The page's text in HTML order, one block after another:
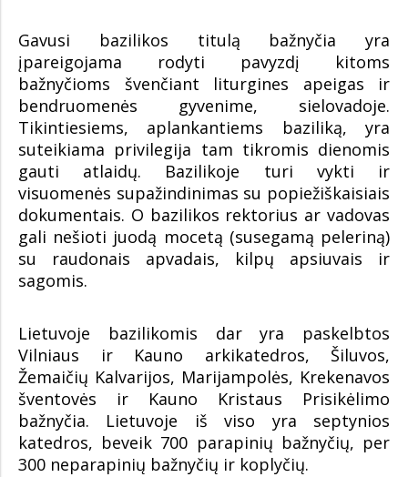
Gavusi bazilikos titulą bažnyčia yra
įpareigojama rodyti pavyzdį kitoms
bažnyčioms švenčiant liturgines apeigas ir
bendruomenės gyvenime, sielovadoje.
Tikintiesiems, aplankantiems baziliką, yra
suteikiama privilegija tam tikromis dienomis
gauti atlaidų. Bazilikoje turi vykti ir
visuomenės supažindinimas su popiežiškaisiais
dokumentais. O bazilikos rektorius ar vadovas
gali nešioti juodą mocetą (susegamą peleriną)
su raudonais apvadais, kilpų apsiuvais ir
sagomis.
Lietuvoje bazilikomis dar yra paskelbtos
Vilniaus ir Kauno arkikatedros, Šiluvos,
Žemaičių Kalvarijos, Marijampolės, Krekenavos
šventovės ir Kauno Kristaus Prisikėlimo
bažnyčia. Lietuvoje iš viso yra septynios
katedros, beveik 700 parapinių bažnyčių, per
300 neparapinių bažnyčių ir koplyčių.